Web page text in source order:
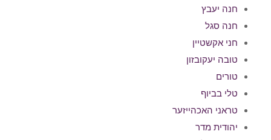
חנה יעבץ
חנה סגל
חני אקשטיין
טובה יעקובזון
טורים
טלי בביוף
טראני האכהייזער
יהודית מדר